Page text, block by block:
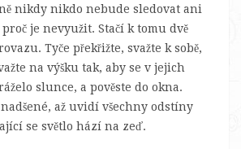
nikdy nikdo nebude sledovat ani
je nevyužit. Stačí k tomu dvě
Tyče překřižte, svažte k sobě,
na výšku tak, aby se v jejich
slunce, a pověste do okna.
až uvidí všechny odstíny
se světlo hází na zeď.